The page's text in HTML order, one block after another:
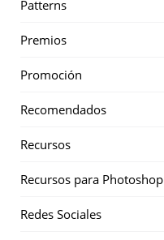
Patterns
Premios
Promoción
Recomendados
Recursos
Recursos para Photoshop
Redes Sociales